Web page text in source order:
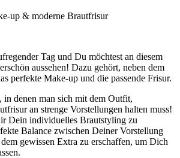
up & moderne Brautfrisur
Tag und Du möchtest an diesem
aussehen! Dazu gehört, neben dem
perfekte Make-up und die passende Frisur.
in denen man sich mit dem Outfit,
an strenge Vorstellungen halten muss!
Dein individuelles Brautstyling zu
Balance zwischen Deiner Vorstellung
gewissen Extra zu erschaffen, um Dich